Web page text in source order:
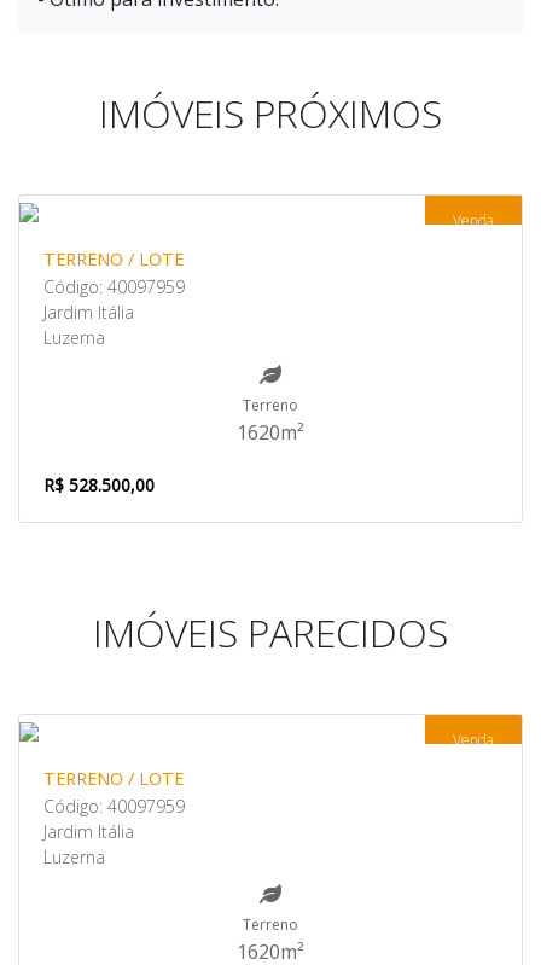
IMÓVEIS PRÓXIMOS
Venda
TERRENO / LOTE
Código: 40097959
Jardim Itália
Luzerna
Terreno
1620m²
R$ 528.500,00
IMÓVEIS PARECIDOS
Venda
TERRENO / LOTE
Código: 40097959
Jardim Itália
Luzerna
Terreno
1620m²